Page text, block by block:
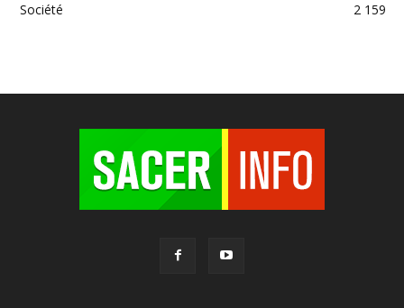
Société
2 159